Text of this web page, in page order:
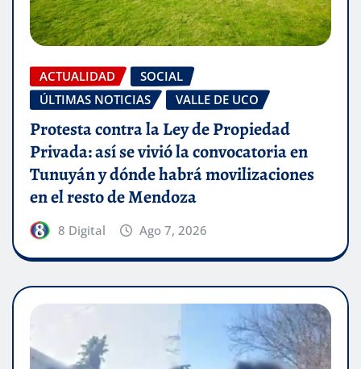
ACTUALIDAD
SOCIAL
ÚLTIMAS NOTICIAS
VALLE DE UCO
Protesta contra la Ley de Propiedad
Privada: así se vivió la convocatoria en
Tunuyán y dónde habrá movilizaciones
en el resto de Mendoza
8 Digital Ago 7, 2026